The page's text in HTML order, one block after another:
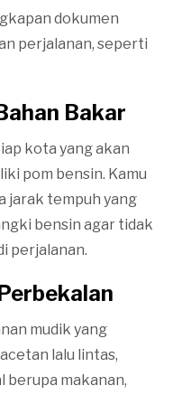
dokumen
perjalanan, seperti
Bakar
kota yang akan
pom bensin. Kamu
jarak tempuh yang
bensin agar tidak
perjalanan.
mudik yang
lalu lintas,
berupa makanan,